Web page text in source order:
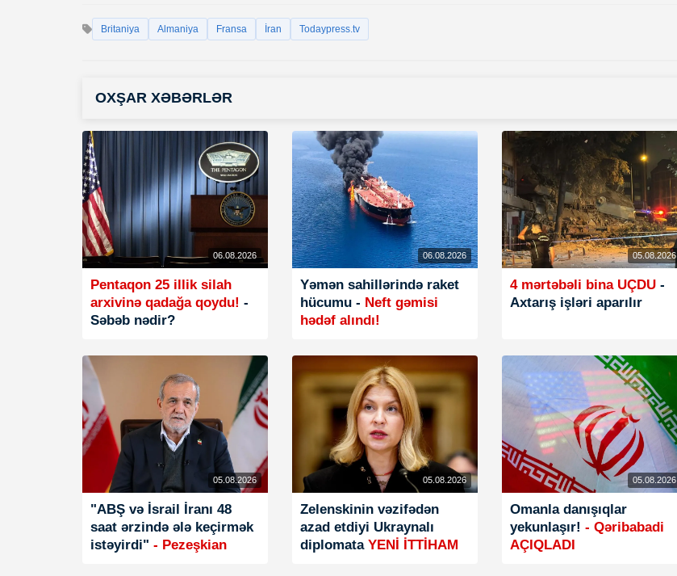
Britaniya Almaniya Fransa İran Todaypress.tv
OXŞAR XƏBƏRLƏR
06.08.2026
Pentaqon 25 illik silah
arxivinə qadağa qoydu! -
Səbəb nədir?
06.08.2026
Yəmən sahillərində raket
hücumu - Neft gəmisi
hədəf alındı!
05.08.2026
4 mərtəbəli bina UÇDU -
Axtarış işləri aparılır
05.08.2026
"ABŞ və İsrail İranı 48
saat ərzində ələ keçirmək
istəyirdi" - Pezeşkian
05.08.2026
Zelenskinin vəzifədən
azad etdiyi Ukraynalı
diplomata YENİ İTTİHAM
05.08.2026
Omanla danışıqlar
yekunlaşır! - Qəribabadi
AÇIQLADI